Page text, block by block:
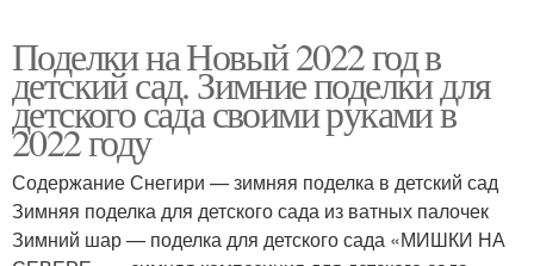
Поделки на Новый 2022 год в
детский сад. Зимние поделки для
детского сада своими руками в
2022 году
Содержание Снегири — зимняя поделка в детский сад
Зимняя поделка для детского сада из ватных палочек
Зимний шар — поделка для детского сада «МИШКИ НА